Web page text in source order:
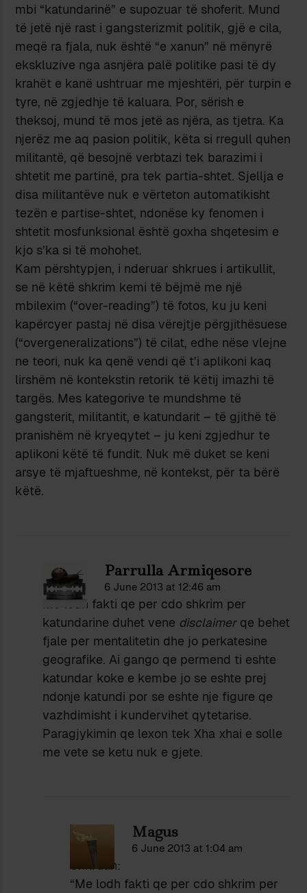
mbi “katundarinё” e supozuar tё shoferit. Mund
tё jetё njё rast i gangsterizmit politik, gjё e cila,
meqё ra fjala, nuk ёshtё “e xanun” nё mёnyrё
ekskluzive nga asnjёra palё politike pasi tё dy
krahёt e kanё ushtruar me mjeshtёri, pёr turpin e
tyre, nё zgjedhje tё kaluara. Por, sёrish e
theksoj, mund tё mos jetё as njёra, as tjetra. Ka
njerёz me aq pasion politik, kёta si rregull quhen
militantё, qё besojnё verbtazi tek barazimi i
shtetit me partinё, pra tek partia-shtet. Sjellja e
disa militantёve nuk e vёrteton automatikisht
tezёn e partise-shtet, ndonёse ky fenomen i
shtetit mosfunksional ёshtё goxha shqetesim e
kjo s’ka si tё mohohet.
Kam pёrshtypjen, i nderuar shkrues i artikullit,
se nё kёtё shkrim kemi tё bёjmё me njё
mbilexim (“over-reading”) tё fotos, ku ju keni
kapёrcyer pastaj nё disa vёrejtje pёrgjithёsuese
(“overgeneralizations”) tё cilat, edhe nёse vlejne
ne teori, nuk ka qenё vendi qё t’i aplikoni kaq
lirshёm nё kontekstin retorik tё kёtij imazhi tё
targёs. Mes kategorive te mundshme tё
gangsterit, militantit, e katundarit – tё gjithё tё
pranishёm nё kryeqytet – ju keni zgjedhur te
aplikoni kёtё tё fundit. Nuk mё duket se keni
arsye tё mjaftueshme, nё kontekst, pёr ta bёrё
kёtё.
Parrulla Armiqesore
6 June 2013 at 12:46 am
Me lodh fakti qe per cdo shkrim per
katundarine duhet vene disclaimerqe behet
fjale per mentalitetin dhe jo perkatesine
geografike. Ai gango qe permend ti eshte
katundar koke e kembe jo se eshte prej
ndonje katundi por se eshte nje figure qe
vazhdimisht i kundervihet qytetarise.
Paragjykimin qe lexon tek Xha xhai e solle
me vete se ketu nuk e gjete.
Magus
6 June 2013 at 1:04 am
Shkruan:
“Me lodh fakti qe per cdo shkrim per